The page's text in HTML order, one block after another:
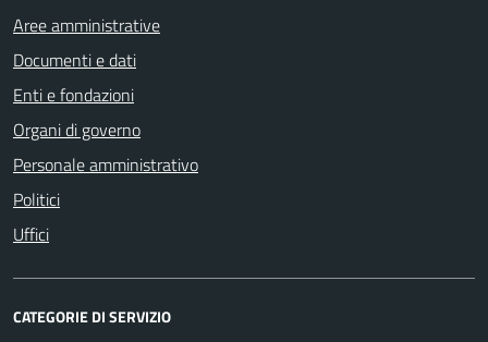
Aree amministrative
Documenti e dati
Enti e fondazioni
Organi di governo
Personale amministrativo
Politici
Uffici
CATEGORIE DI SERVIZIO